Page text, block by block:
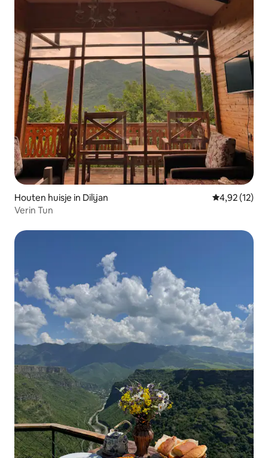
Houten huisje in Dilijan Gemiddelde
4,92 (12)
Verin Tun